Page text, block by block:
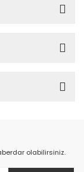
olabilirsiniz.